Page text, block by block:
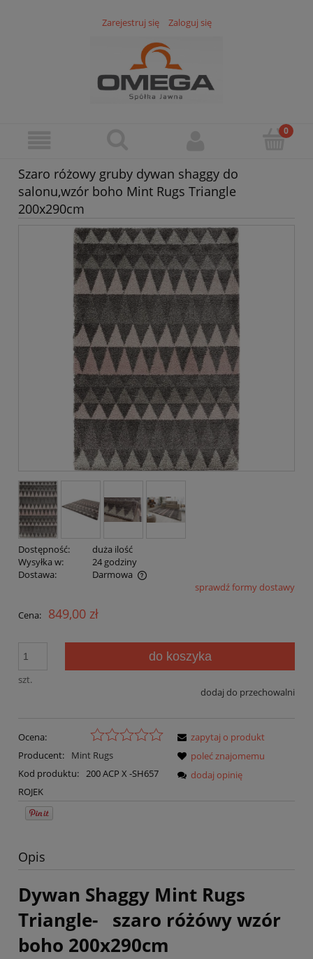
Zarejestruj się Zaloguj się
Szaro różowy gruby dywan shaggy do
salonu,wzór boho Mint Rugs Triangle
200x290cm
Dostępność:
duża ilość
Wysyłka w:
24 godziny
Dostawa:
Darmowa
Cena nie zawiera ewentualnych kosztów płatnościsprawdź formy dostawy
Cena: 849,00 zł
szt.
do koszyka
dodaj do przechowalni
Ocena:
Producent:
Mint Rugs
Kod produktu: 200 ACP X -SH657
ROJEK
zapytaj o produkt
poleć znajomemu
dodaj opinię
Opis
Dywan Shaggy Mint Rugs
Triangle- szaro różówy wzór
boho 200x290cm